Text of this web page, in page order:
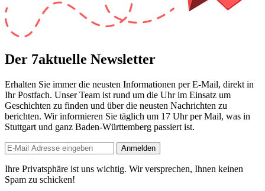
Der 7aktuelle Newsletter
Erhalten Sie immer die neusten Informationen per E-Mail, direkt in
Ihr Postfach. Unser Team ist rund um die Uhrim Einsatz um
Geschichten zu finden und über die neusten Nachrichten zu
berichten. Wir informieren Sie täglich um 17 Uhrper Mail, was in
Stuttgart und ganz Baden-Württemberg passiert ist.
Anmelden
Ihre Privatsphäre ist uns wichtig. Wir versprechen, Ihnen keinen
Spam zu schicken!